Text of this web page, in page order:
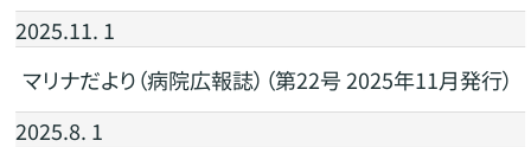
2025.11. 1
マリナだより（病院広報誌）（第22号 2025年11月発行）
2025.8. 1